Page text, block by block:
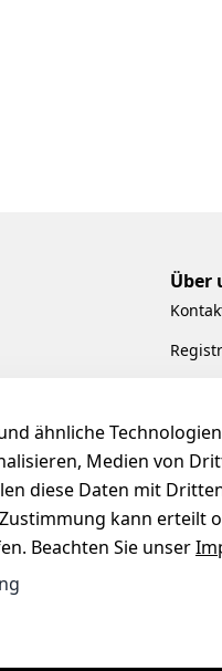
ähnliche
Medien von
diese Daten mit
kann erteilt
Beachten Sie unser
Über
Hilfe